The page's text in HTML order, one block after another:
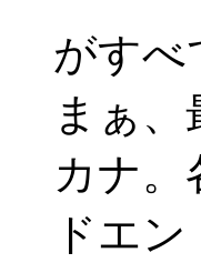
がす
まぁ
カナ
ドエ